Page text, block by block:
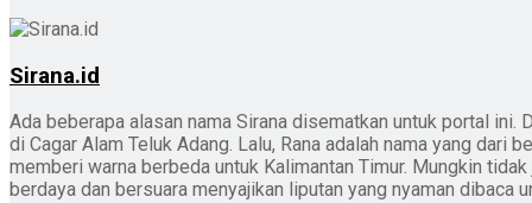
Sirana.id
Ada beberapa alasan nama Sirana disematkan untuk portal
di Cagar Alam Teluk Adang. Lalu, Rana adalah nama yang dari
memberi warna berbeda untuk Kalimantan Timur. Mungkin
berdaya dan bersuara menyajikan liputan yang nyaman dibaca